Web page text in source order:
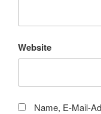
Website
Name, E-Mail-